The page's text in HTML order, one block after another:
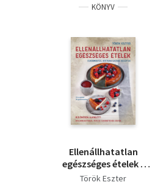
KÖNYV
Ellenállhatatlan
egészséges ételek -
Cukormentes, rostban
Török Eszter